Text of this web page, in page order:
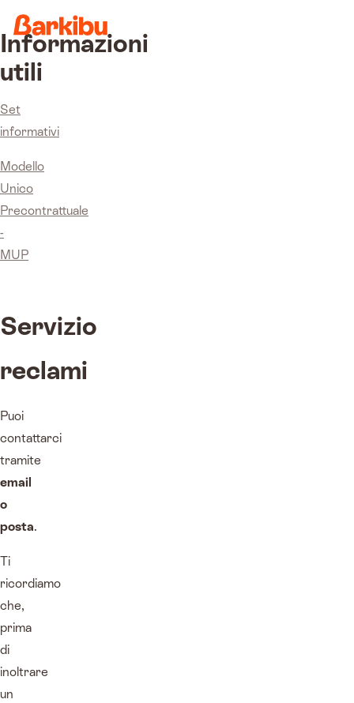
Informazioni
utili
Set
informativi
Modello
Unico
Precontrattuale
-
MUP
Servizio
reclami
Puoi
contattarci
tramite
email
o
posta.
Ti
ricordiamo
che,
prima
di
inoltrare
un